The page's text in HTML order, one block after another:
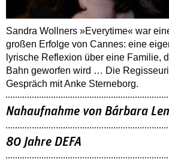
Sandra Wollners »Everytime« war
großen Erfolge von Cannes: eine
lyrische Reflexion über eine ­Familie,
Bahn geworfen wird … Die
Gespräch mit Anke Sterneborg.
Nahaufnahme von Bárbara
80 Jahre DEFA